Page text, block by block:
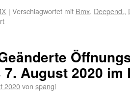
| Verschlagwortet mit Bmx, Deepend.,
August 2020 im
2020von spangi